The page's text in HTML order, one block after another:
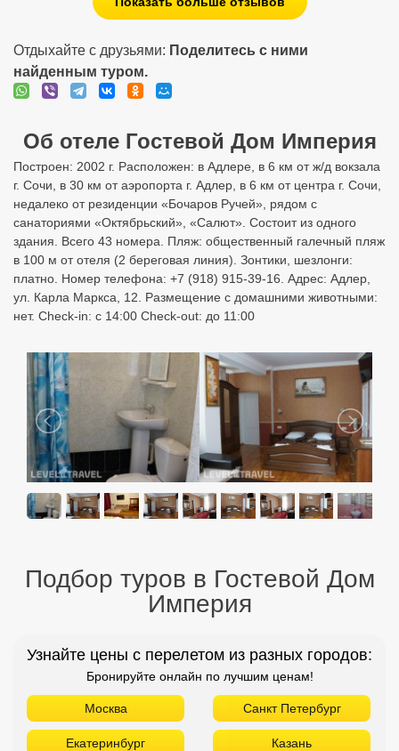
Отдыхайте с друзьями: Поделитесь с ними
найденным туром.
Об отеле Гостевой Дом Империя
Построен: 2002 г. Расположен: в Адлере, в 6 км от ж/д вокзала
г. Сочи, в 30 км от аэропорта г. Адлер, в 6 км от центра г. Сочи,
недалеко от резиденции «Бочаров Ручей», рядом с
санаториями «Октябрьский», «Салют». Состоит из одного
здания. Всего 43 номера. Пляж: общественный галечный пляж
в 100 м от отеля (2 береговая линия). Зонтики, шезлонги:
платно. Номер телефона: +7 (918) 915-39-16. Адрес: Адлер,
ул. Карла Маркса, 12. Размещение с домашними животными:
нет. Check-in: с 14:00 Check-out: до 11:00
Подбор туров в Гостевой Дом
Империя
Узнайте цены с перелетом из разных городов:
Бронируйте онлайн по лучшим ценам!
Москва Санкт Петербург
Екатеринбург Казань